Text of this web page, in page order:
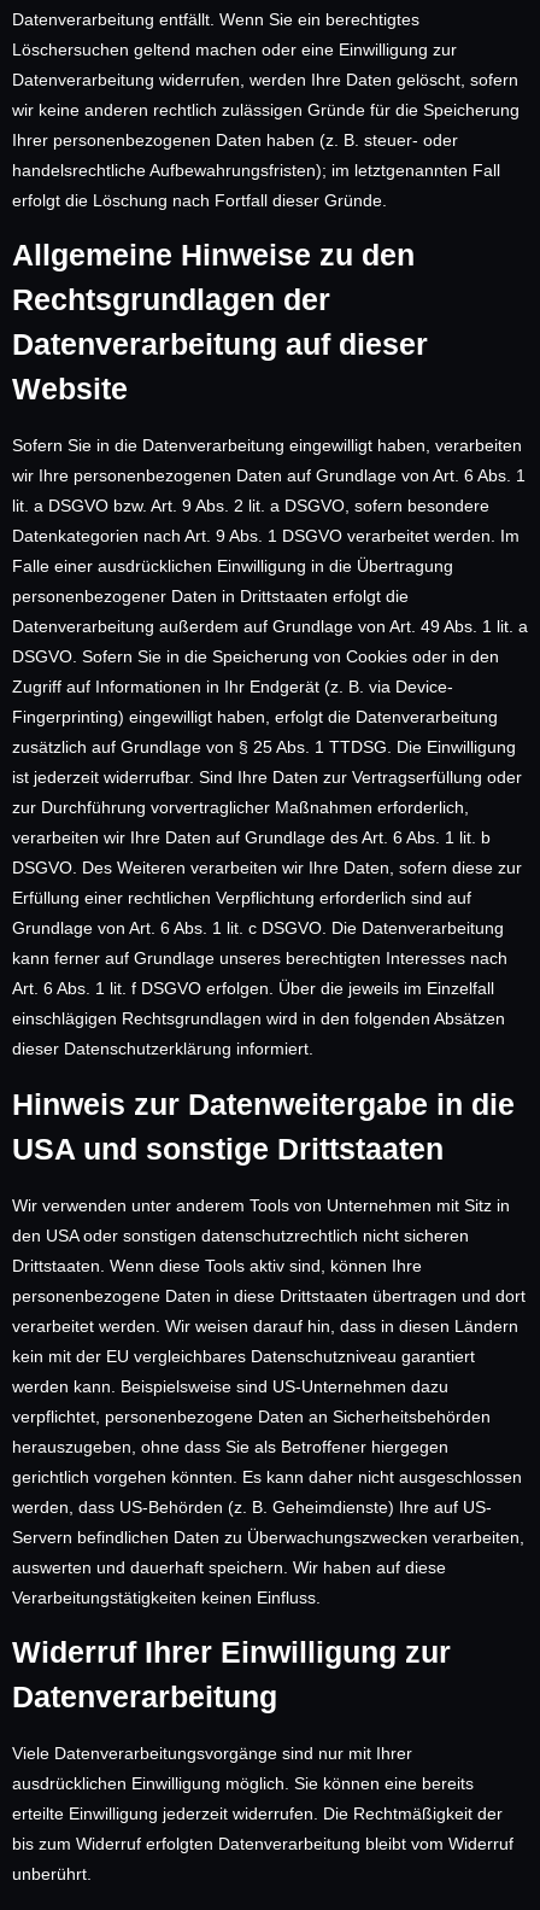
Datenverarbeitung entfällt. Wenn Sie ein berechtigtes
Löschersuchen geltend machen oder eine Einwilligung zur
Datenverarbeitung widerrufen, werden Ihre Daten gelöscht, sofern
wir keine anderen rechtlich zulässigen Gründe für die Speicherung
Ihrer personenbezogenen Daten haben (z. B. steuer- oder
handelsrechtliche Aufbewahrungsfristen); im letztgenannten Fall
erfolgt die Löschung nach Fortfall dieser Gründe.
Allgemeine Hinweise zu den
Rechtsgrundlagen der
Datenverarbeitung auf dieser
Website
Sofern Sie in die Datenverarbeitung eingewilligt haben, verarbeiten
wir Ihre personenbezogenen Daten auf Grundlage von Art. 6 Abs. 1
lit. a DSGVO bzw. Art. 9 Abs. 2 lit. a DSGVO, sofern besondere
Datenkategorien nach Art. 9 Abs. 1 DSGVO verarbeitet werden. Im
Falle einer ausdrücklichen Einwilligung in die Übertragung
personenbezogener Daten in Drittstaaten erfolgt die
Datenverarbeitung außerdem auf Grundlage von Art. 49 Abs. 1 lit. a
DSGVO. Sofern Sie in die Speicherung von Cookies oder in den
Zugriff auf Informationen in Ihr Endgerät (z. B. via Device-
Fingerprinting) eingewilligt haben, erfolgt die Datenverarbeitung
zusätzlich auf Grundlage von § 25 Abs. 1 TTDSG. Die Einwilligung
ist jederzeit widerrufbar. Sind Ihre Daten zur Vertragserfüllung oder
zur Durchführung vorvertraglicher Maßnahmen erforderlich,
verarbeiten wir Ihre Daten auf Grundlage des Art. 6 Abs. 1 lit. b
DSGVO. Des Weiteren verarbeiten wir Ihre Daten, sofern diese zur
Erfüllung einer rechtlichen Verpflichtung erforderlich sind auf
Grundlage von Art. 6 Abs. 1 lit. c DSGVO. Die Datenverarbeitung
kann ferner auf Grundlage unseres berechtigten Interesses nach
Art. 6 Abs. 1 lit. f DSGVO erfolgen. Über die jeweils im Einzelfall
einschlägigen Rechtsgrundlagen wird in den folgenden Absätzen
dieser Datenschutzerklärung informiert.
Hinweis zur Datenweitergabe in die
USA und sonstige Drittstaaten
Wir verwenden unter anderem Tools von Unternehmen mit Sitz in
den USA oder sonstigen datenschutzrechtlich nicht sicheren
Drittstaaten. Wenn diese Tools aktiv sind, können Ihre
personenbezogene Daten in diese Drittstaaten übertragen und dort
verarbeitet werden. Wir weisen darauf hin, dass in diesen Ländern
kein mit der EU vergleichbares Datenschutzniveau garantiert
werden kann. Beispielsweise sind US-Unternehmen dazu
verpflichtet, personenbezogene Daten an Sicherheitsbehörden
herauszugeben, ohne dass Sie als Betroffener hiergegen
gerichtlich vorgehen könnten. Es kann daher nicht ausgeschlossen
werden, dass US-Behörden (z. B. Geheimdienste) Ihre auf US-
Servern befindlichen Daten zu Überwachungszwecken verarbeiten,
auswerten und dauerhaft speichern. Wir haben auf diese
Verarbeitungstätigkeiten keinen Einfluss.
Widerruf Ihrer Einwilligung zur
Datenverarbeitung
Viele Datenverarbeitungsvorgänge sind nur mit Ihrer
ausdrücklichen Einwilligung möglich. Sie können eine bereits
erteilte Einwilligung jederzeit widerrufen. Die Rechtmäßigkeit der
bis zum Widerruf erfolgten Datenverarbeitung bleibt vom Widerruf
unberührt.